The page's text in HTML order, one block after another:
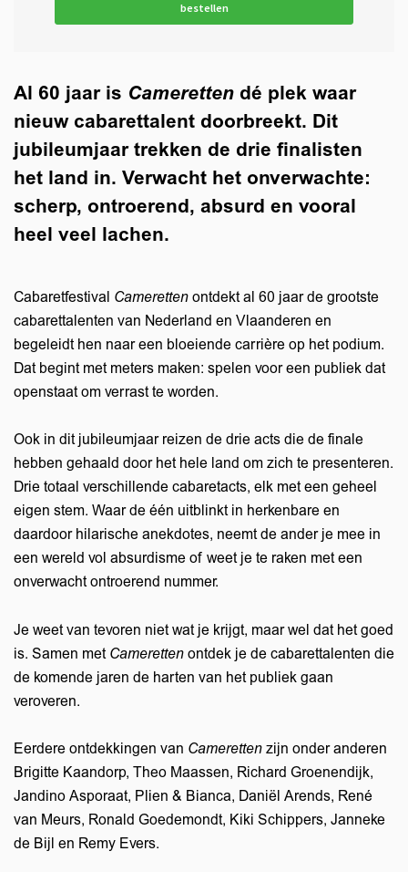
bestellen
Al 60 jaar is Cameretten dé plek waar
nieuw cabarettalent doorbreekt. Dit
jubileumjaar trekken de drie finalisten
het land in. Verwacht het onverwachte:
scherp, ontroerend, absurd en vooral
heel veel lachen.
Cabaretfestival Cameretten ontdekt al 60 jaar de grootste
cabarettalenten van Nederland en Vlaanderen en
begeleidt hen naar een bloeiende carrière op het podium.
Dat begint met meters maken: spelen voor een publiek dat
openstaat om verrast te worden.
Ook in dit jubileumjaar reizen de drie acts die de finale
hebben gehaald door het hele land om zich te presenteren.
Drie totaal verschillende cabaretacts, elk met een geheel
eigen stem. Waar de één uitblinkt in herkenbare en
daardoor hilarische anekdotes, neemt de ander je mee in
een wereld vol absurdisme of weet je te raken met een
onverwacht ontroerend nummer.
Je weet van tevoren niet wat je krijgt, maar wel dat het goed
is. Samen met Cameretten ontdek je de cabarettalenten die
de komende jaren de harten van het publiek gaan
veroveren.
Eerdere ontdekkingen van Cameretten zijn onder anderen
Brigitte Kaandorp, Theo Maassen, Richard Groenendijk,
Jandino Asporaat, Plien & Bianca, Daniël Arends, René
van Meurs, Ronald Goedemondt, Kiki Schippers, Janneke
de Bijl en Remy Evers.